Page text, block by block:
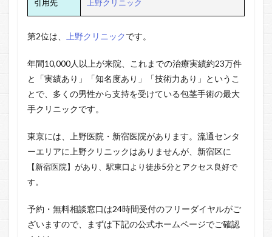
引用先 上野クリニック
第2位は、 上野クリニックです。
年間10,000人以上が来院、これまでの治療実績約23万件
と「実績あり」「知名度あり」「技術力あり」というこ
とで、多くの男性から支持を受けている包茎手術の最大
手クリニックです。
東京には、上野医院・新宿医院があります。流通センタ
ーエリアに上野クリニックはありませんが、新宿区に
【新宿医院】があり、駅東口より徒歩5分とアクセス良好で
す。
予約・無料相談窓口は24時間受付のフリーダイヤルがご
ざいますので、まずは下記の公式ホームページでご確認